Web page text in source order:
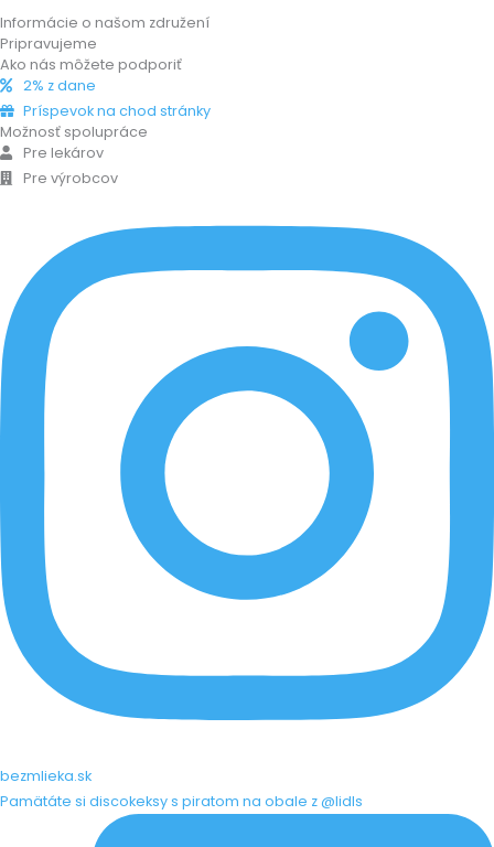
Informácie o našom združení
Pripravujeme
Ako nás môžete podporiť
2% z dane
Príspevok na chod stránky
Možnosť spolupráce
Pre lekárov
Pre výrobcov
bezmlieka.sk
Pamätáte si discokeksy s piratom na obale z @lidls